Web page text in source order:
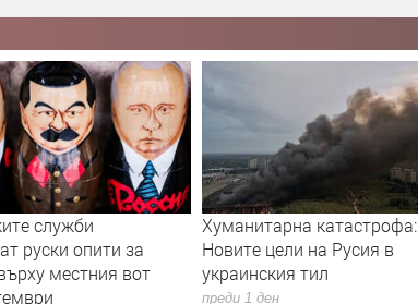
служби
руски опити за
местния вот
Хуманитарна катастрофа:
Новите цели на Русия в
украинския тил
преди 1 ден